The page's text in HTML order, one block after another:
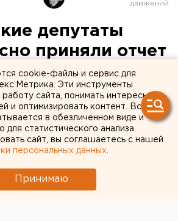
депутаты
приняли отчет
год
cookie-файлы и сервис для
Эти инструменты
сайта, понимать интересы
и оптимизировать контент. Вся
в обезличенном виде и
для статистического анализа.
сайт, вы соглашаетесь с нашей
персональных данных
Принимаю